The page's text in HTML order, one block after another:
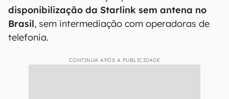
disponibilização da Starlink sem antena no
Brasil, sem intermediação com operadoras de
telefonia.
CONTINUA APÓS A PUBLICIDADE